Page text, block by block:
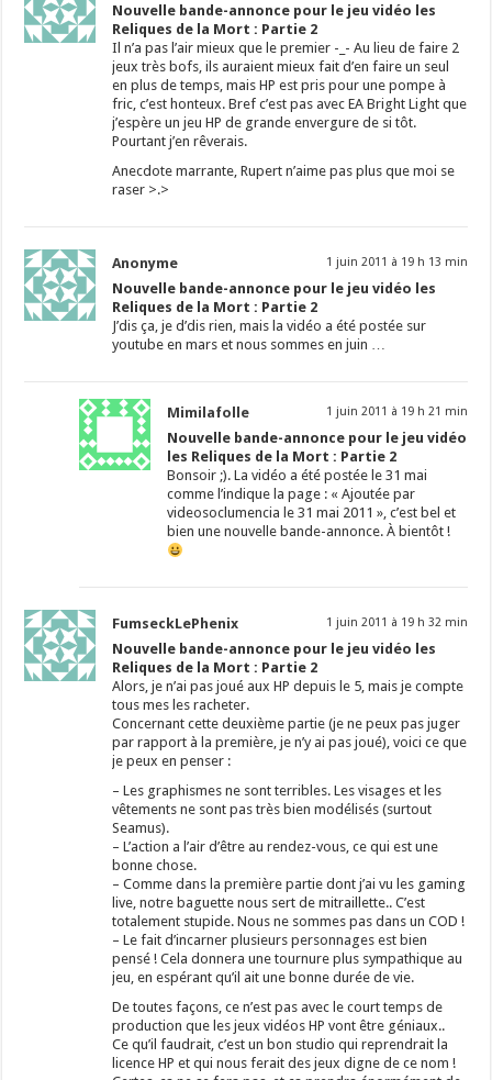
Nouvelle bande-annonce pour le jeu vidéo les
Reliques de la Mort : Partie 2
Il n’a pas l’air mieux que le premier -_- Au lieu de faire 2
jeux très bofs, ils auraient mieux fait d’en faire un seul
en plus de temps, mais HP est pris pour une pompe à
fric, c’est honteux. Bref c’est pas avec EA Bright Light que
j’espère un jeu HP de grande envergure de si tôt.
Pourtant j’en rêverais.
Anecdote marrante, Rupert n’aime pas plus que moi se
raser >.>
Anonyme 1 juin 2011 à 19 h 13 min
Nouvelle bande-annonce pour le jeu vidéo les
Reliques de la Mort : Partie 2
J’dis ça, je d’dis rien, mais la vidéo a été postée sur
youtube en mars et nous sommes en juin …
Mimilafolle 1 juin 2011 à 19 h 21 min
Nouvelle bande-annonce pour le jeu vidéo
les Reliques de la Mort : Partie 2
Bonsoir ;). La vidéo a été postée le 31 mai
comme l’indique la page : « Ajoutée par
videosoclumencia le 31 mai 2011 », c’est bel et
bien une nouvelle bande-annonce. À bientôt !
FumseckLePhenix 1 juin 2011 à 19 h 32 min
Nouvelle bande-annonce pour le jeu vidéo les
Reliques de la Mort : Partie 2
Alors, je n’ai pas joué aux HP depuis le 5, mais je compte
tous mes les racheter.
Concernant cette deuxième partie (je ne peux pas juger
par rapport à la première, je n’y ai pas joué), voici ce que
je peux en penser :
– Les graphismes ne sont terribles. Les visages et les
vêtements ne sont pas très bien modélisés (surtout
Seamus).
– L’action a l’air d’être au rendez-vous, ce qui est une
bonne chose.
– Comme dans la première partie dont j’ai vu les gaming
live, notre baguette nous sert de mitraillette.. C’est
totalement stupide. Nous ne sommes pas dans un COD !
– Le fait d’incarner plusieurs personnages est bien
pensé ! Cela donnera une tournure plus sympathique au
jeu, en espérant qu’il ait une bonne durée de vie.
De toutes façons, ce n’est pas avec le court temps de
production que les jeux vidéos HP vont être géniaux..
Ce qu’il faudrait, c’est un bon studio qui reprendrait la
licence HP et qui nous ferait des jeux digne de ce nom !